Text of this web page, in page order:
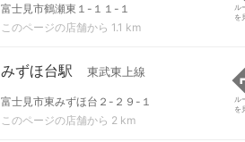
富士見市鶴瀬東１-１１-１
このページの店舗から 1.1 km
ル
を
みずほ台駅 東武東上線
富士見市東みずほ台２-２９-１
このページの店舗から 2 km
ル
を